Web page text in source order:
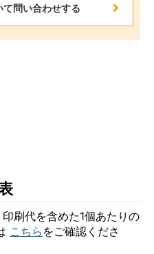
て問い合わせする
刷代を含めた1個あたりの
こちら をご確認くださ